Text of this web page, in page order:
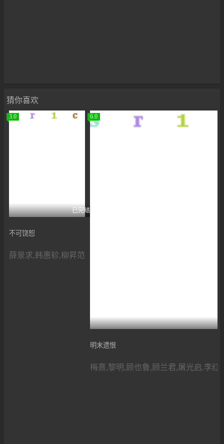
猜你喜欢
3.0
已完结
不可饶恕
薛景求,韩惠轸,柳昇范
6.0
明末遗恨
梅熹,黎明,顾也鲁,顾兰君,屠光启,李红